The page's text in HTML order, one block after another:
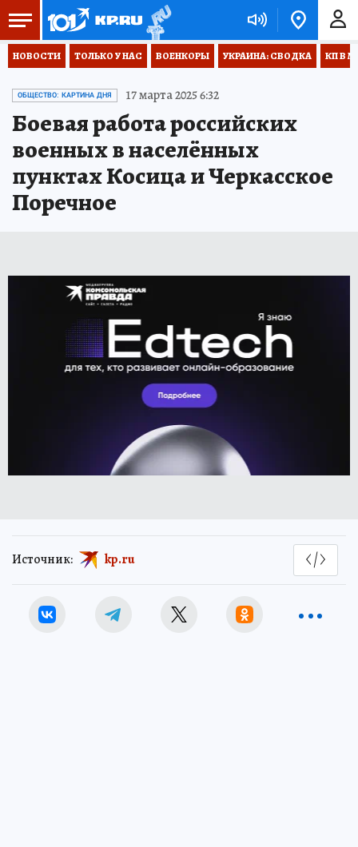
НОВОСТИ ТОЛЬКО У НАС ВОЕНКОРЫ УКРАИНА: СВОДКА КП В
ОБЩЕСТВО: КАРТИНА ДНЯ 17 марта 2025 6:32
Боевая работа российских
военных в населённых
пунктах Косица и Черкасское
Поречное
Источник: kp.ru